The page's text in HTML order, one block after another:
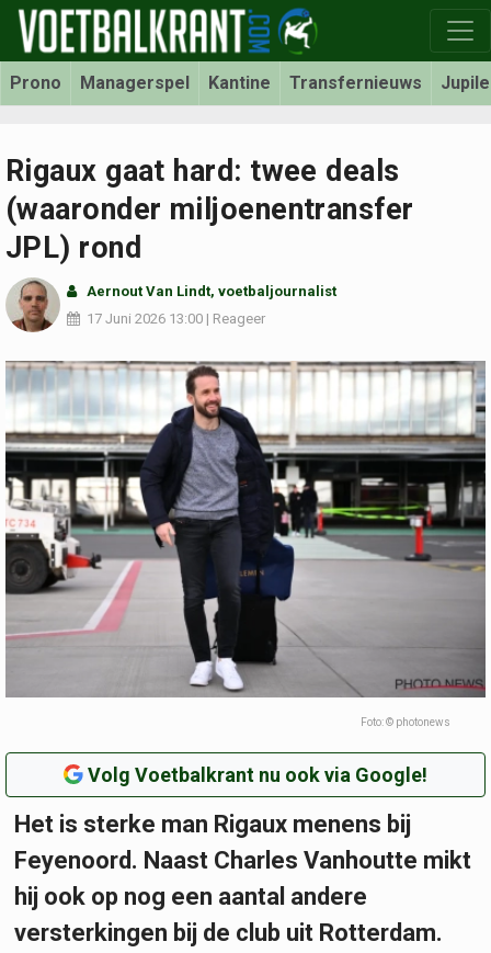
Prono Managerspel Kantine Transfernieuws
Rigaux gaat hard: twee deals
(waaronder miljoenentransfer
JPL) rond
Aernout Van Lindt, voetbaljournalist
17 Juni 2026 13:00 | Reageer
Foto: © photonews
Volg Voetbalkrant nu ook via Google!
Het is sterke man Rigaux menens bij
Feyenoord. Naast Charles Vanhoutte mikt
hij ook op nog een aantal andere
versterkingen bij de club uit Rotterdam.